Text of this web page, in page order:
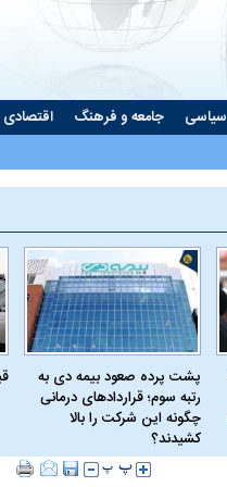
سیاسی جامعه و فرهنگ اقتصادی
پشت پرده صعود بیمه دی به
رتبه سوم؛ قراردادهای درمانی
چگونه این شرکت را بالا
کشیدند؟